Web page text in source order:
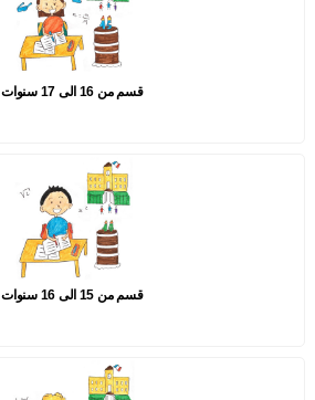
قسم من 16 الى 17 سنوات
قسم من 15 الى 16 سنوات